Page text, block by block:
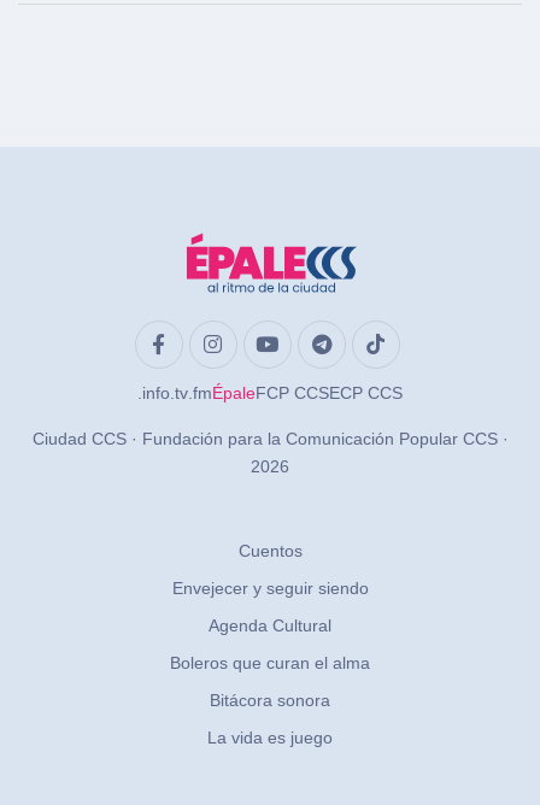
.info .tv .fmÉpaleFCP CCSECP CCS
Ciudad CCS · Fundación para la Comunicación Popular CCS ·
2026
Cuentos
Envejecer y seguir siendo
Agenda Cultural
Boleros que curan el alma
Bitácora sonora
La vida es juego